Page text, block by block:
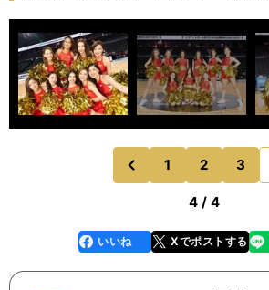
前
のページへ
1 2 3
4 / 4
faceboo
k
いいね Xでポストする
line